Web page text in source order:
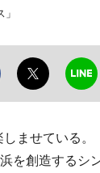
ませている
を創造するシ